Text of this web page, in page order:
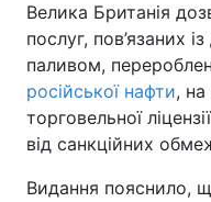
Головна
Україна
Економіка
Велика Британія
послуг, пов’язаних
паливом,
російської нафти, на
торговельної
від санкційних
Видання пояснило,